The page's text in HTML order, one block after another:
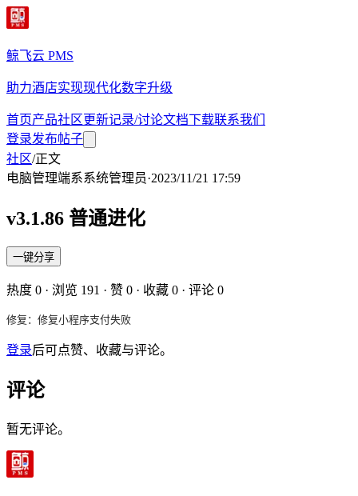
鲸飞云 PMS
助力酒店实现现代化数字升级
首页产品社区更新记录/讨论文档下载联系我们
登录发布帖子
社区/正文
电脑管理端系系统管理员·2023/11/21 17:59
v3.1.86 普通进化
一键分享
热度 0 · 浏览 191 · 赞 0 · 收藏 0 · 评论 0
修复：修复小程序支付失败
登录后可点赞、收藏与评论。
评论
暂无评论。